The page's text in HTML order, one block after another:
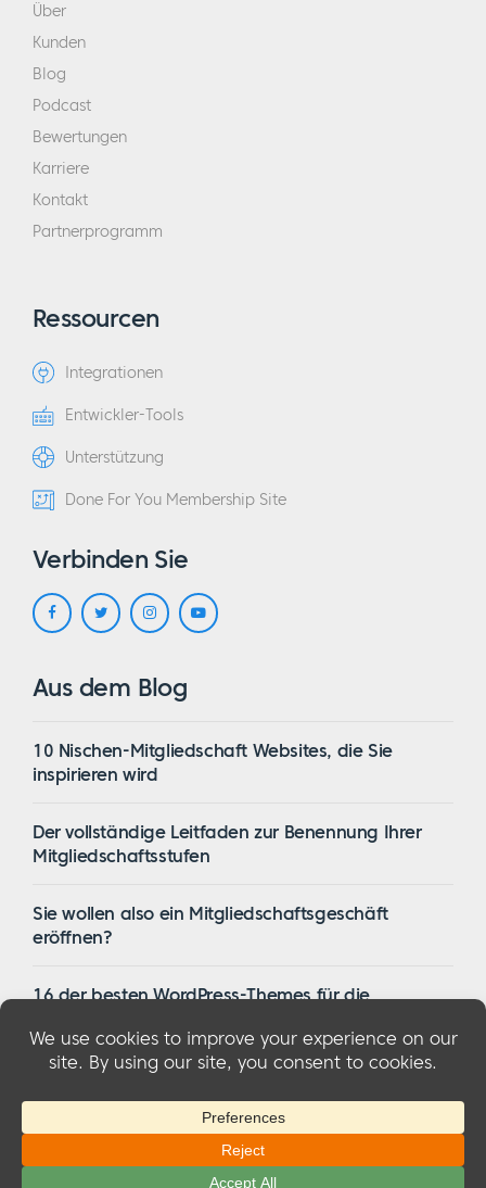
Über
Kunden
Blog
Podcast
Bewertungen
Karriere
Kontakt
Partnerprogramm
Ressourcen
Integrationen
Entwickler-Tools
Unterstützung
Done For You Membership Site
Verbinden Sie
Aus dem Blog
10 Nischen-Mitgliedschaft Websites, die Sie
inspirieren wird
Der vollständige Leitfaden zur Benennung Ihrer
Mitgliedschaftsstufen
Sie wollen also ein Mitgliedschaftsgeschäft
eröffnen?
16 der besten WordPress-Themes für die
© 2026 MemberMouse, LLCDatenschutzbestimmungen
Bedingungen und Konditionen
Offenlegung